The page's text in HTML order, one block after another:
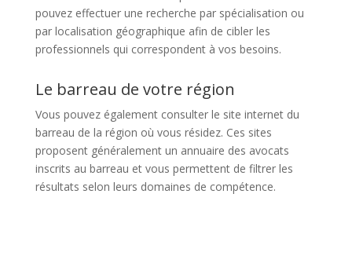
pouvez effectuer une recherche par spécialisation ou
par localisation géographique afin de cibler les
professionnels qui correspondent à vos besoins.
Le barreau de votre région
Vous pouvez également consulter le site internet du
barreau de la région où vous résidez. Ces sites
proposent généralement un annuaire des avocats
inscrits au barreau et vous permettent de filtrer les
résultats selon leurs domaines de compétence.